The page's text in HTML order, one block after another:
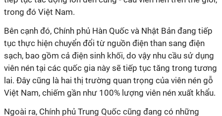
trong đó Việt Nam.
Bên cạnh đó, Chính phủ Hàn Quốc và Nhật Bản đang tiếp
tục thực hiện chuyển đổi từ nguồn điện than sang điện
sạch, bao gồm cả điện sinh khối, do vậy nhu cầu sử dụng
viên nén tại các quốc gia này sẽ tiếp tục tăng trong tương
lai. Đây cũng là hai thị trường quan trọng của viên nén gỗ
Việt Nam, chiếm gần như 100% lượng viên nén xuất khẩu.
Ngoài ra, Chính phủ Trung Quốc cũng đang có những